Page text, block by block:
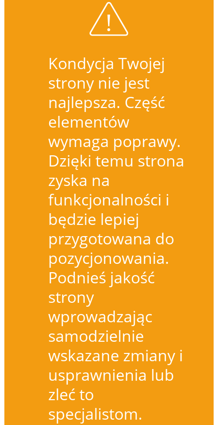
Kondycja Twojej
strony nie jest
najlepsza. Część
elementów
wymaga poprawy.
Dzięki temu strona
zyska na
funkcjonalności i
będzie lepiej
przygotowana do
pozycjonowania.
Podnieś jakość
strony
wprowadzając
samodzielnie
wskazane zmiany i
usprawnienia lub
zleć to
specjalistom.